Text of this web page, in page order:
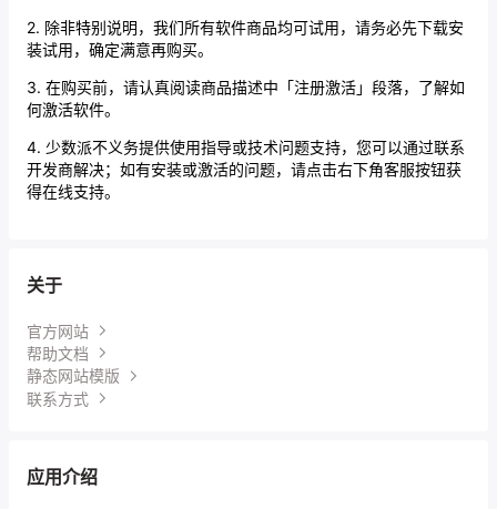
2. 除非特别说明，我们所有软件商品均可试用，请务必先下载安
装试用，确定满意再购买。
3. 在购买前，请认真阅读商品描述中「注册激活」段落，了解如
何激活软件。
4. 少数派不义务提供使用指导或技术问题支持，您可以通过联系
开发商解决；如有安装或激活的问题，请点击右下角客服按钮获
得在线支持。
关于
官方网站
帮助文档
静态网站模版
联系方式
应用介绍